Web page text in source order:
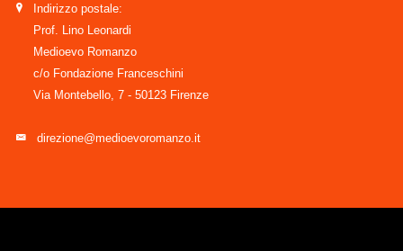
Indirizzo postale:
Prof. Lino Leonardi
Medioevo Romanzo
c/o Fondazione Franceschini
Via Montebello, 7 - 50123 Firenze
direzione@medioevoromanzo.it